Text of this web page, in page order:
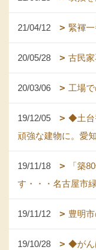
21/04/12 緊褌
20/05/28 古民
20/03/06 工場
19/12/05
◆土台
頑強な建物に。愛
19/11/18
「築
す・・・名古屋市
19/11/12 豊明
19/10/28
◆がん